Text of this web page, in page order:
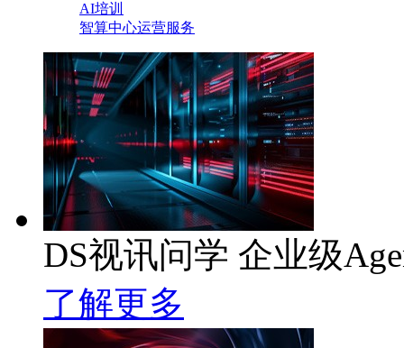
AI培训
智算中心运营服务
DS视讯问学 企业级
了解更多